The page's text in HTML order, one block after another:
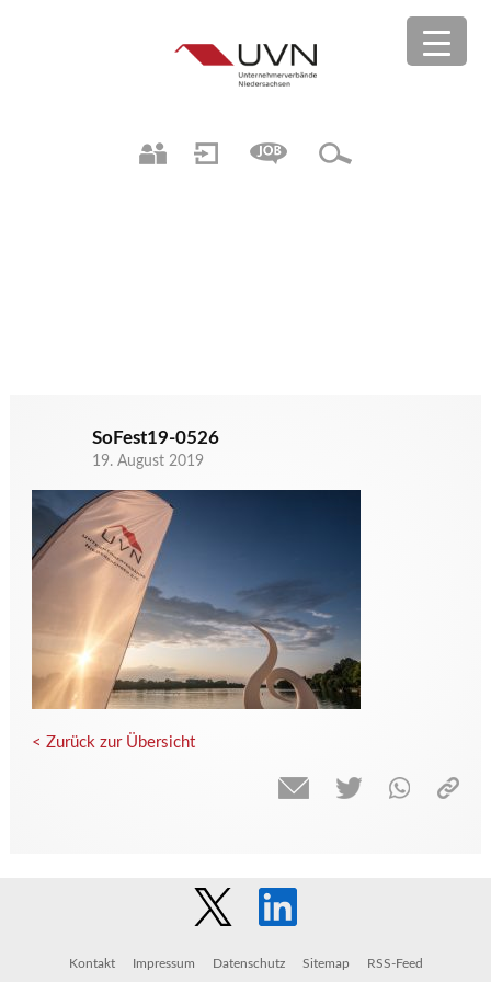
SoFest19-0526
19. August 2019
< Zurück zur Übersicht
Kontakt Impressum Datenschutz Sitemap RSS-Feed